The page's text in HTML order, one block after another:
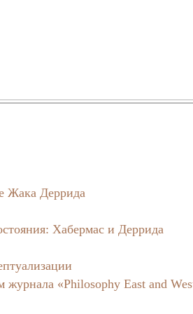
Жака Деррида
Хабермас и Деррида
«Philosophy East and